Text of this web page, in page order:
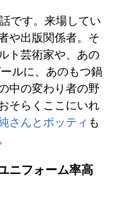
です。来場してい
や出版関係者。そ
ト芸術家や、あの
ルに、あのもつ鍋
中の変わり者の野
そらくここにいれ
さんとポッティ も
ニフォーム率高